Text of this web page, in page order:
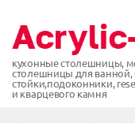
кухонные столешницы,
столешницы для
стойки,подоконники,
и кварцевого камня